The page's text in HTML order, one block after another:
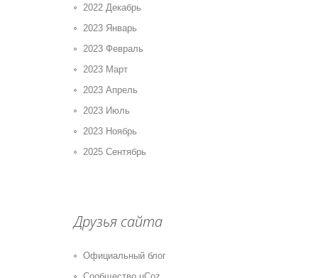
2022 Декабрь
2023 Январь
2023 Февраль
2023 Март
2023 Апрель
2023 Июль
2023 Ноябрь
2025 Сентябрь
Друзья сайта
Официальный блог